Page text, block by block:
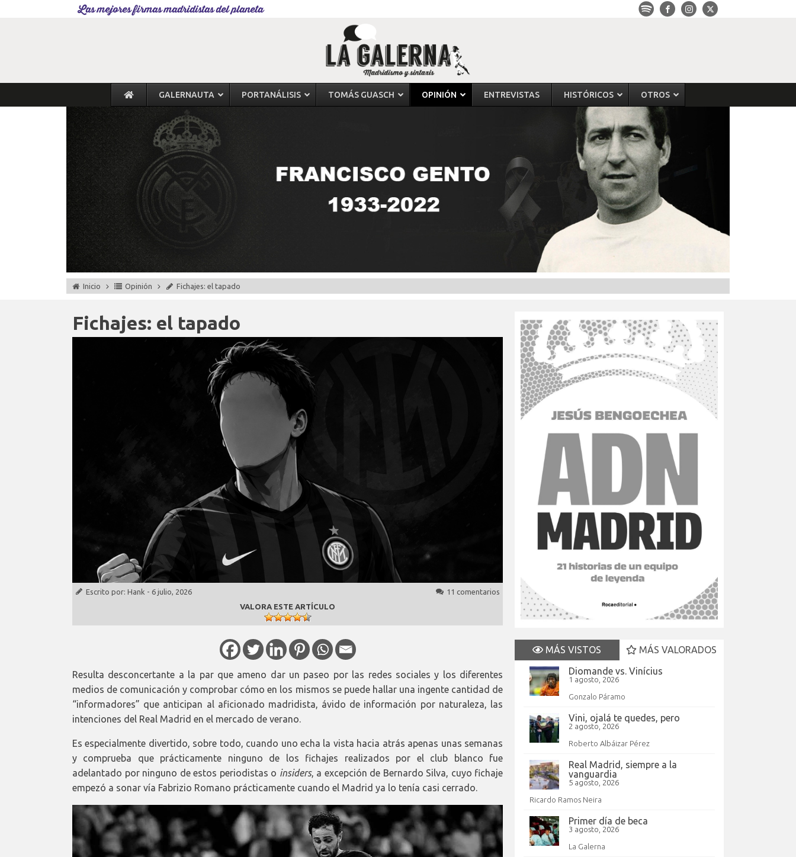
Las mejores firmas madridistas del planeta
GALERNAUTA PORTANÁLISIS TOMÁS GUASCH OPINIÓN ENTREVISTAS HISTÓRICOS OTROS
Inicio Opinión Fichajes: el tapado
Fichajes: el tapado
Escrito por: Hank - 6 julio, 2026
11 comentarios
VALORA ESTE ARTÍCULO
Resulta desconcertante a la par que ameno dar un paseo por las redes sociales y los diferentes
medios de comunicación y comprobar cómo en los mismos se puede hallar una ingente cantidad de
“informadores” que anticipan al aficionado madridista, ávido de información por naturaleza, las
intenciones del Real Madrid en el mercado de verano.
Es especialmente divertido, sobre todo, cuando uno echa la vista hacia atrás apenas unas semanas
y comprueba que prácticamente ninguno de los fichajes realizados por el club blanco fue
adelantado por ninguno de estos periodistas o insiders, a excepción de Bernardo Silva, cuyo fichaje
empezó a sonar vía Fabrizio Romano prácticamente cuando el Madrid ya lo tenía casi cerrado.
MÁS VISTOS
MÁS VALORADOS
Diomande vs. Vinícius
1 agosto, 2026
Gonzalo Páramo
Vini, ojalá te quedes, pero
2 agosto, 2026
Roberto Albáizar Pérez
Real Madrid, siempre a la
vanguardia
5 agosto, 2026
Ricardo Ramos Neira
Primer día de beca
3 agosto, 2026
La Galerna